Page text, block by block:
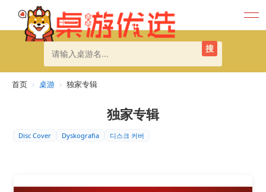
搜
首页 › 桌游 › 独家专辑
独家专辑
Disc Cover Dyskografia 디스크 커버